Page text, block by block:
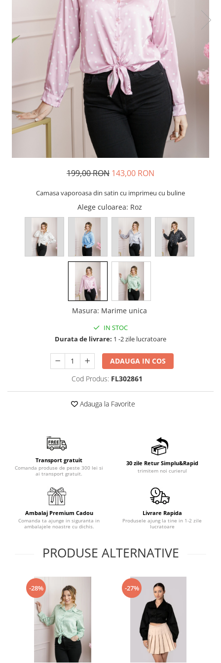
199,00 RON 143,00 RON
Camasa vaporoasa din satin cu imprimeu cu buline
Alege culoarea: Roz
Masura: Marime unica
IN STOC
Durata de livrare: 1 -2 zile lucratoare
ADAUGA IN COS
Cod Produs: FL302861
Adauga la Favorite
Transport gratuit
Comanda produse de peste 300 lei si
ai transport gratuit.
30 zile Retur Simplu&Rapid
trimitem noi curierul
Ambalaj Premium Cadou
Comanda ta ajunge in siguranta in
ambalajele noastre cu dichis.
Livrare Rapida
Produsele ajung la tine in 1-2 zile
lucratoare
PRODUSE ALTERNATIVE
-28% -27%